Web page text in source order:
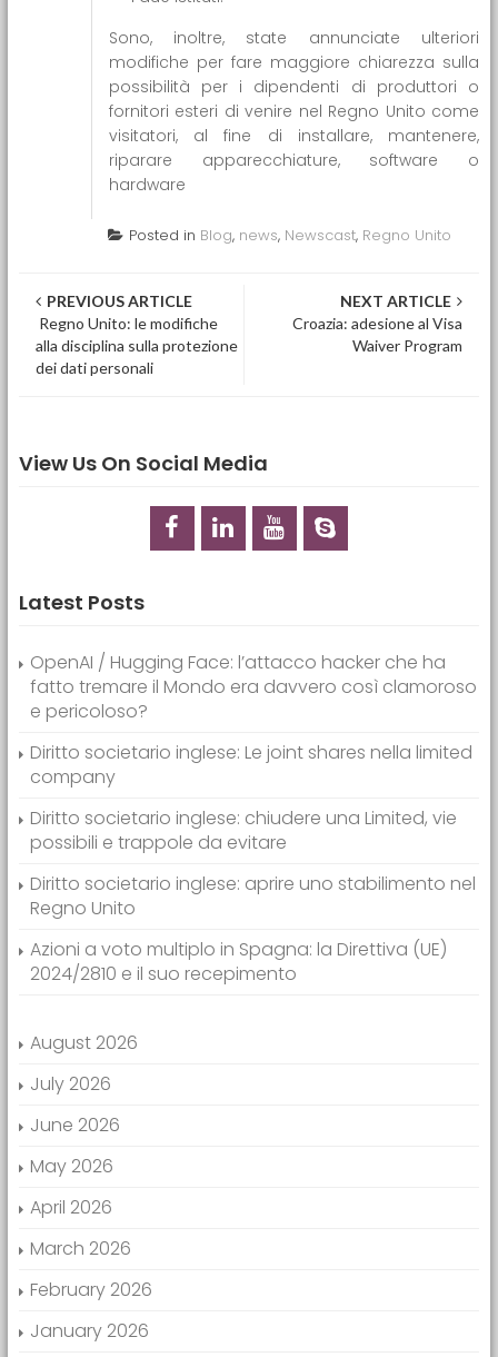
Sono, inoltre, state annunciate ulteriori
modifiche per fare maggiore chiarezza sulla
possibilità per i dipendenti di produttori o
fornitori esteri di venire nel Regno Unito come
visitatori, al fine di installare, mantenere,
riparare apparecchiature, software o
hardware
Posted in Blog, news, Newscast, Regno Unito
Post navigation
PREVIOUS ARTICLE
Regno Unito: le modifiche
alla disciplina sulla protezione
dei dati personali
NEXT ARTICLE
Croazia: adesione al Visa
Waiver Program
View Us On Social Media
Latest Posts
OpenAI / Hugging Face: l’attacco hacker che ha
fatto tremare il Mondo era davvero così clamoroso
e pericoloso?
Diritto societario inglese: Le joint shares nella limited
company
Diritto societario inglese: chiudere una Limited, vie
possibili e trappole da evitare
Diritto societario inglese: aprire uno stabilimento nel
Regno Unito
Azioni a voto multiplo in Spagna: la Direttiva (UE)
2024/2810 e il suo recepimento
August 2026
July 2026
June 2026
May 2026
April 2026
March 2026
February 2026
January 2026